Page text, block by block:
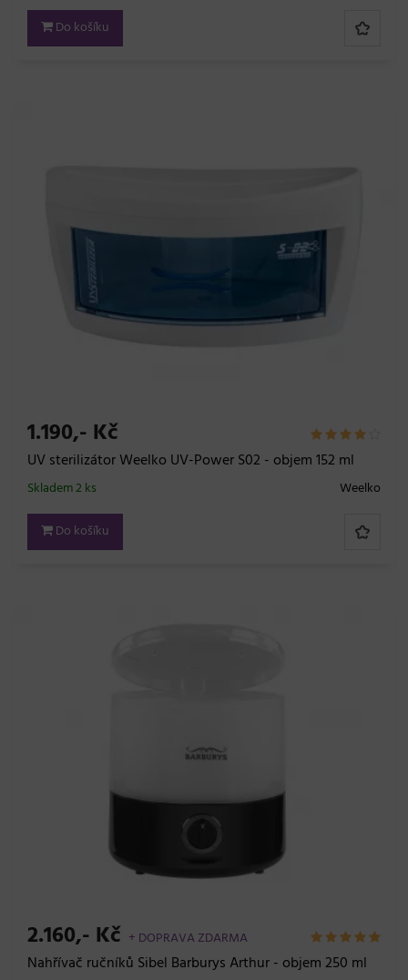
Do košíku
1.190,- Kč
UV sterilizátor Weelko UV-Power S02 - objem 152 ml
Weelko
Skladem 2 ks
Do košíku
2.160,- Kč + DOPRAVA ZDARMA
Nahřívač ručníků Sibel Barburys Arthur - objem 250 ml